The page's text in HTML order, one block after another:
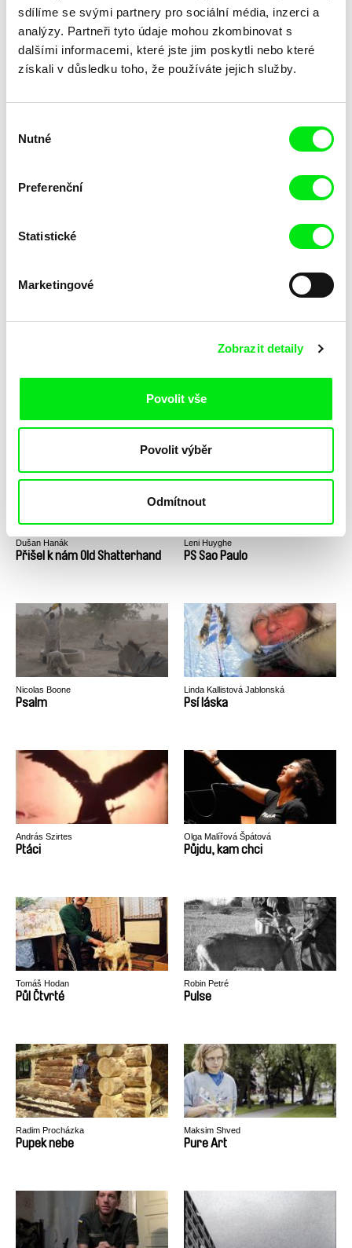
sdílíme se svými partnery pro sociální média, inzerci a
analýzy. Partneři tyto údaje mohou zkombinovat s
dalšími informacemi, které jste jim poskytli nebo které
získali v důsledku toho, že používáte jejich služby.
souhlasu
Nutné
Preferenční
Statistické
Marketingové
Zobrazit detaily
Povolit vše
Povolit výběr
Odmítnout
Simon Mozgovyi Yuan Goang-Ming
Martin Hollý
Dušan Hanák
Přišel k nám Old Shatterhand
Leni Huyghe
PS Sao Paulo
Nicolas Boone
Psalm
Linda Kallistová Jablonská
Psí láska
András Szirtes
Ptáci
Olga Malířová Špátová
Půjdu, kam chci
Tomáš Hodan
Půl Čtvrté
Robin Petré
Pulse
Radim Procházka
Pupek nebe
Maksim Shved
Pure Art